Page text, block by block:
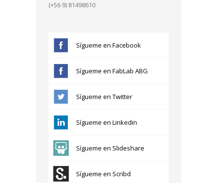
(+56 9) 81498610
Sígueme en Facebook
Sígueme en FabLab ABG
Sígueme en Twitter
Sígueme en Linkedin
Sígueme en Slideshare
Sígueme en Scribd